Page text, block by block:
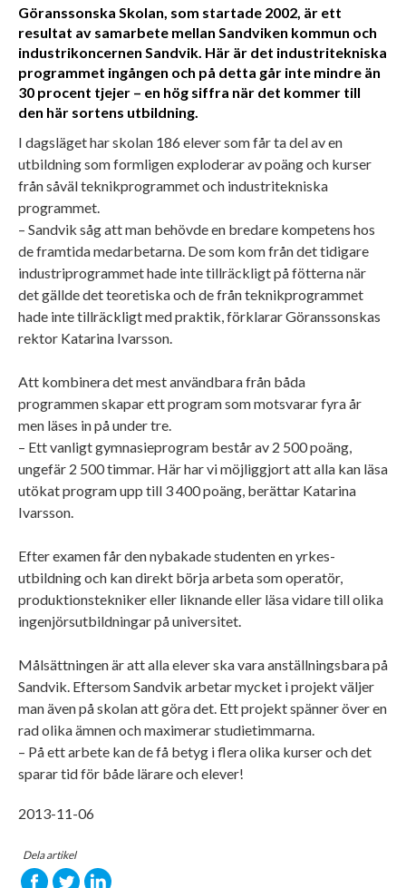
Göranssonska Skolan, som startade 2002, är ett
resultat av samarbete mellan Sandviken kommun och
industrikoncernen Sandvik. Här är det industritekniska
programmet ingången och på detta går inte mindre än
30 procent tjejer – en hög siffra när det kommer till
den här sortens utbildning.
I dagsläget har skolan 186 elever som får ta del av en
utbildning som formligen exploderar av poäng och kurser
från såväl teknikprogrammet och industri­tekniska
programmet.
– Sandvik såg att man behövde en bredare kompetens hos
de framtida medarbetarna. De som kom från det tidigare
industriprogrammet hade inte tillräckligt på fötterna när
det gällde det teoretiska och de från teknikprogrammet
hade inte tillräckligt med praktik, för­klarar Göranssonskas
rektor Katarina Ivarsson.
Att kombinera det mest användbara från båda
programmen skapar ett program som motsvarar fyra år
men läses in på under tre.
– Ett vanligt gymnasieprogram består av 2 500 poäng,
ungefär 2 500 timmar. Här har vi möjliggjort att alla kan läsa
utökat program upp till 3 400 poäng, berättar Katarina
Ivarsson.
Efter examen får den nybakade studenten en yrkes­
utbildning och kan direkt börja arbeta som operatör,
produktionstekniker eller liknande eller läsa vidare till olika
ingenjörsutbildningar på universitet.
Målsättningen är att alla elever ska vara anställningsbara på
Sandvik. Eftersom Sandvik arbetar mycket i projekt väljer
man även på skolan att göra det. Ett projekt spänner över en
rad olika ämnen och maximerar studietimmarna.
– På ett arbete kan de få betyg i flera olika kurser och det
sparar tid för både lärare och elever!
2013-11-06
Dela artikel